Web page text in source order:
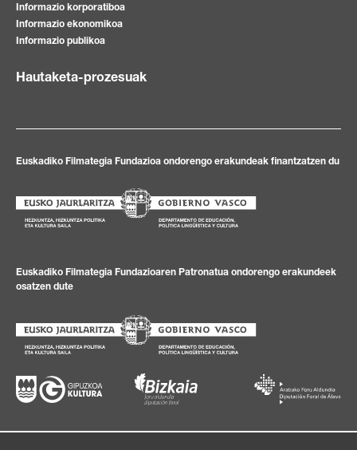
Informazio korporatiboa
Informazio ekonomikoa
Informazio publikoa
Hautaketa-prozesuak
Euskadiko Filmategia Fundazioa ondorengo erakundeak finantzatzen du
Euskadiko Filmategia Fundazioaren Patronatua ondorengo erakundeek
osatzen dute